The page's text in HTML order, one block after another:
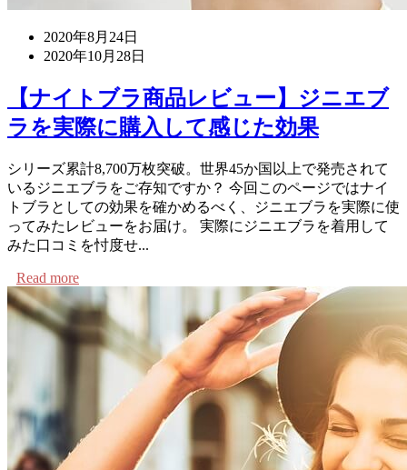
2020年8月24日
2020年10月28日
【ナイトブラ商品レビュー】ジニエブ
ラを実際に購入して感じた効果
シリーズ累計8,700万枚突破。世界45か国以上で発売されて
いるジニエブラをご存知ですか？ 今回このページではナイ
トブラとしての効果を確かめるべく、ジニエブラを実際に使
ってみたレビューをお届け。 実際にジニエブラを着用して
みた口コミを忖度せ...
Read more